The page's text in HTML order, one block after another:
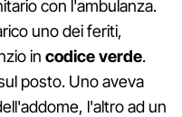
con l'ambulanza.
uno dei feriti,
in codice verde.
posto. Uno aveva
l'altro ad un